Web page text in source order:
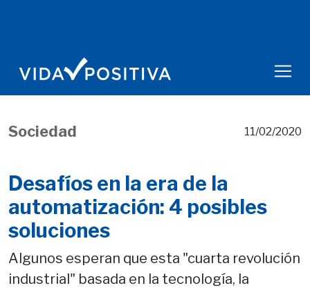
Sociedad 11/02/2020
Desafíos en la era de la
automatización: 4 posibles
soluciones
Algunos esperan que esta "cuarta revolución
industrial" basada en la tecnología, la